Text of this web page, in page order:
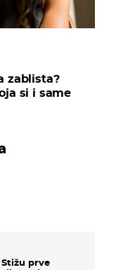
zablista?
si i same
Stižu prve